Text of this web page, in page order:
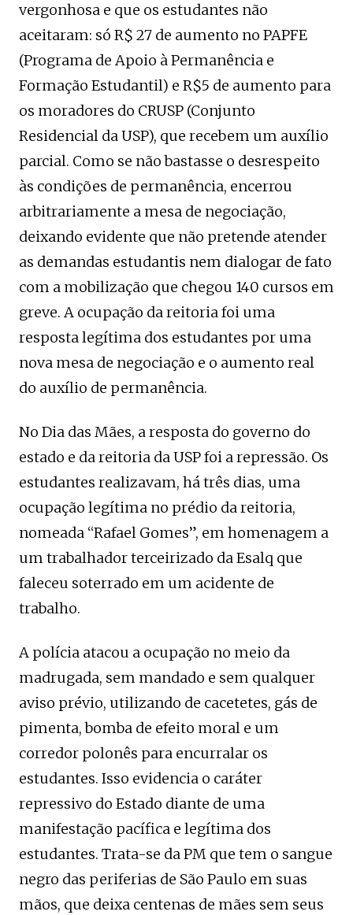
vergonhosa e que os estudantes não
aceitaram: só R$ 27 de aumento no PAPFE
(Programa de Apoio à Permanência e
Formação Estudantil) e R$5 de aumento para
os moradores do CRUSP (Conjunto
Residencial da USP), que recebem um auxílio
parcial. Como se não bastasse o desrespeito
às condições de permanência, encerrou
arbitrariamente a mesa de negociação,
deixando evidente que não pretende atender
as demandas estudantis nem dialogar de fato
com a mobilização que chegou 140 cursos em
greve. A ocupação da reitoria foi uma
resposta legítima dos estudantes por uma
nova mesa de negociação e o aumento real
do auxílio de permanência.
No Dia das Mães, a resposta do governo do
estado e da reitoria da USP foi a repressão. Os
estudantes realizavam, há três dias, uma
ocupação legítima no prédio da reitoria,
nomeada “Rafael Gomes”, em homenagem a
um trabalhador terceirizado da Esalq que
faleceu soterrado em um acidente de
trabalho.
A polícia atacou a ocupação no meio da
madrugada, sem mandado e sem qualquer
aviso prévio, utilizando de cacetetes, gás de
pimenta, bomba de efeito moral e um
corredor polonês para encurralar os
estudantes. Isso evidencia o caráter
repressivo do Estado diante de uma
manifestação pacífica e legítima dos
estudantes. Trata-se da PM que tem o sangue
negro das periferias de São Paulo em suas
mãos, que deixa centenas de mães sem seus